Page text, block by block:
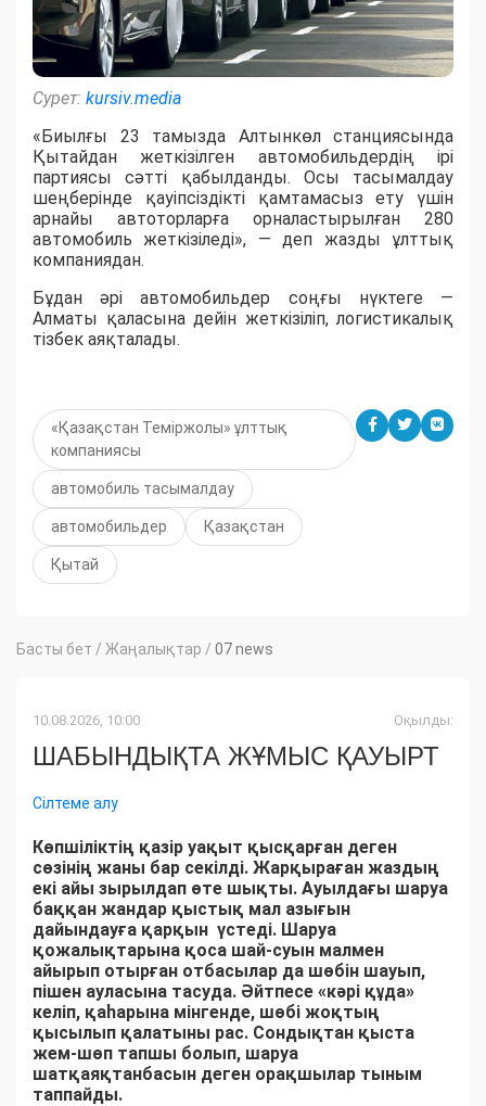
Сурет: kursiv.media
«Биылғы 23 тамызда Алтынкөл станциясында
Қытайдан жеткізілген автомобильдердің ірі
партиясы сәтті қабылданды. Осы тасымалдау
шеңберінде қауіпсіздікті қамтамасыз ету үшін
арнайы автоторларға орналастырылған 280
автомобиль жеткізіледі», — деп жазды ұлттық
компаниядан.
Бұдан әрі автомобильдер соңғы нүктеге —
Алматы қаласына дейін жеткізіліп, логистикалық
тізбек аяқталады.
«Қазақстан Теміржолы» ұлттық
компаниясы
автомобиль тасымалдау
автомобильдер Қазақстан
Қытай
Басты бет / Жаңалықтар / 07 news
10.08.2026, 10:00 Оқылды:
ШАБЫНДЫҚТА ЖҰМЫС ҚАУЫРТ
Сілтеме алу
Көпшіліктің қазір уақыт қысқарған деген
сөзінің жаны бар секілді. Жарқыраған жаздың
екі айы зырылдап өте шықты. Ауылдағы шаруа
баққан жандар қыстық мал азығын
дайындауға қарқын үстеді. Шаруа
қожалықтарына қоса шай-суын малмен
айырып отырған отбасылар да шөбін шауып,
пішен ауласына тасуда. Әйтпесе «кәрі құда»
келіп, қаһарына мінгенде, шөбі жоқтың
қысылып қалатыны рас. Сондықтан қыста
жем-шөп тапшы болып, шаруа
шатқаяқтанбасын деген орақшылар тыным
таппайды.